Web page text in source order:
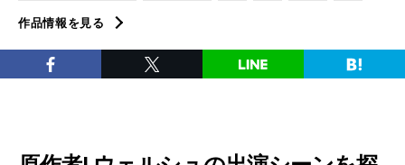
作品情報を見る